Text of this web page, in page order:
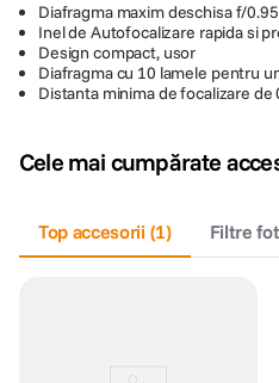
Diafragma maxim deschisa f/0.95
Inel de Autofocalizare rapida si
Design compact, usor
Diafragma cu 10 lamele pentru
Distanta minima de focalizare de
Cele mai cumpărate
Top accesorii (1) Filtre